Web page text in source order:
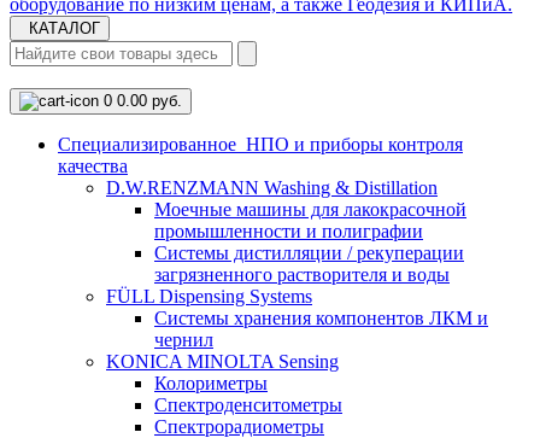
КАТАЛОГ
0 0.00 руб.
Cпециализированное НПО и приборы контроля
качества
D.W.RENZMANN Washing & Distillation
Моечные машины для лакокрасочной
промышленности и полиграфии
Системы дистилляции / рекуперации
загрязненного растворителя и воды
FÜLL Dispensing Systems
Системы хранения компонентов ЛКМ и
чернил
KONICA MINOLTA Sensing
Колориметры
Спектроденситометры
Спектрорадиометры